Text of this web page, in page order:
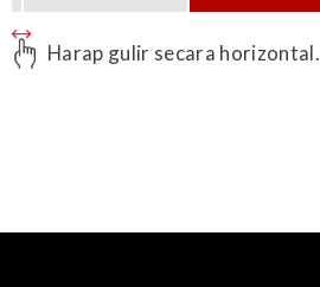
Harap gulir secara horizontal.